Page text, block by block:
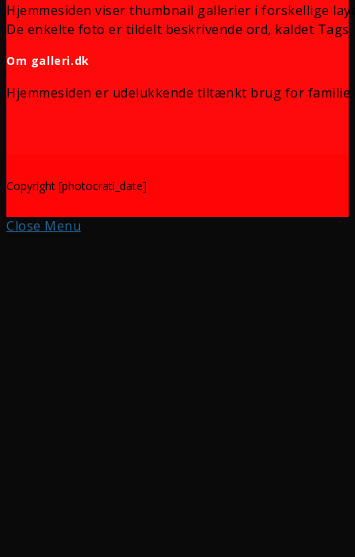
Hjemmesiden viser thumbnail gallerier i forskellige
De enkelte foto er tildelt beskrivende ord, kaldet
Om galleri.dk
Hjemmesiden er udelukkende tiltænkt brug for
Copyright [photocrati_date]
Close Menu